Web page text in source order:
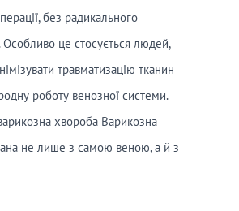
без радикального
це стосується людей,
травматизацію тканин
роботу венозної системи.
хвороба Варикозна
не лише з самою веною, а й з